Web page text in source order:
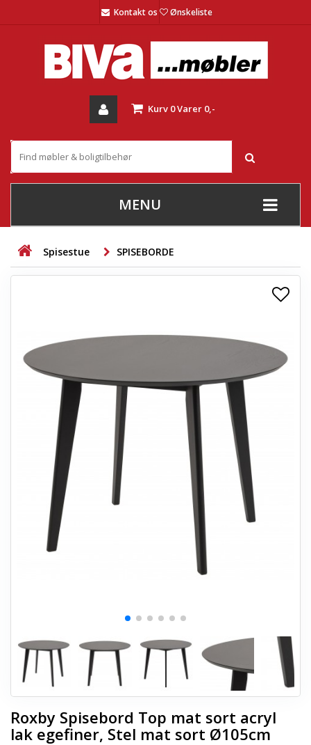
Kontakt os Ønskeliste
Kurv 0Varer 0,-
MENU
+
STUE
+
+
BØRNEMØBLER
KONTORMØBLER
OPBEVARING
HAVEMØBLER
ENTREMØBLER
SPAR PENGE PÅ UDVALGTE VARER
Spisestue SPISEBORDE
Roxby Spisebord Top mat sort acryl
lak egefiner, Stel mat sort Ø105cm